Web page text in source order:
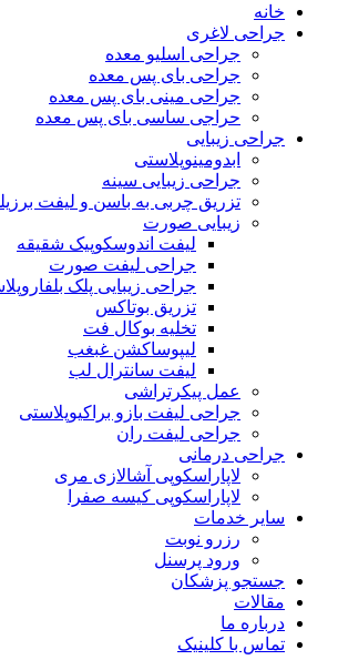
خانه
جراحی لاغری
جراحی اسلیو معده
جراحی بای پس معده
جراحی مینی بای پس معده
حراجی ساسی بای پس معده
جراحی زیبایی
ابدومینوپلاستی
جراحی زیبایی سینه
تزریق چربی به باسن و لیفت
زیبایی صورت
لیفت اندوسکوپیک شقیقه
جراحی لیفت صورت
جراحی زیبایی پلک
تزریق بوتاکس
تخلیه بوکال فت
لیپوساکشن غبغب
لیفت سانترال لب
عمل پیکرتراشی
جراحی لیفت بازو براکیوپلاستی
جراحی لیفت ران
جراحی درمانی
لاپاراسکوپی آشالازی مری
لاپاراسکوپی کیسه صفرا
سایر خدمات
رزرو نوبت
ورود پرسنل
جستجو پزشکان
مقالات
درباره ما
تماس با کلینیک